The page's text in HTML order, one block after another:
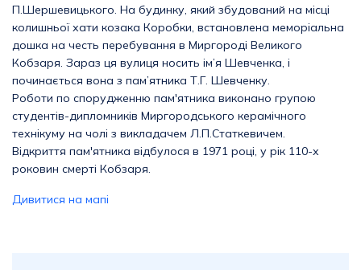
П.Шершевицького. На будинку, який збудований на місці
колишньої хати козака Коробки, встановлена меморіальна
дошка на честь перебування в Миргороді Великого
Кобзаря. Зараз ця вулиця носить ім’я Шевченка, і
починається вона з пам’ятника Т.Г. Шевченку.
Роботи по спорудженню пам'ятника виконано групою
студентів-дипломників Миргородського керамічного
технікуму на чолі з викладачем Л.П.Статкевичем.
Відкриття пам'ятника відбулося в 1971 році, у рік 110-х
роковин смерті Кобзаря.
Дивитися на мапі